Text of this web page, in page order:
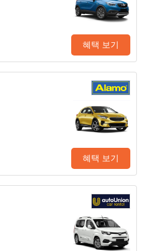
혜택 보기
혜택 보기